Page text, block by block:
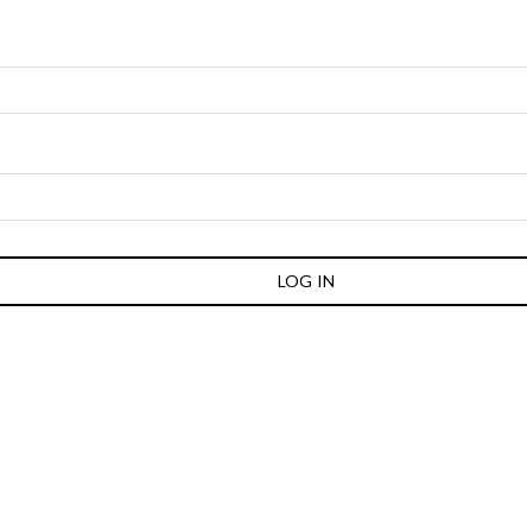
LOG IN